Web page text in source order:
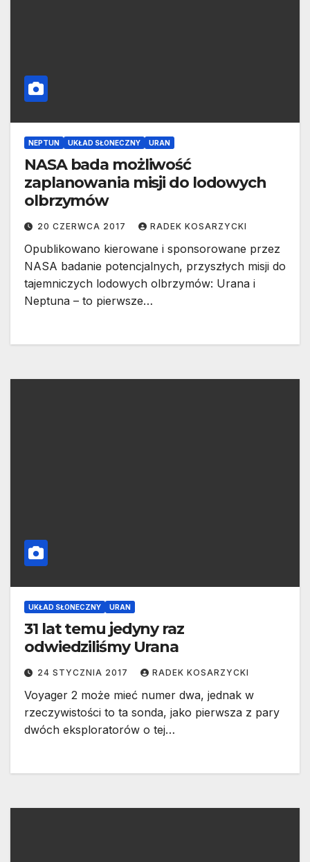
NEPTUN UKŁAD SŁONECZNY URAN
NASA bada możliwość
zaplanowania misji do lodowych
olbrzymów
20 CZERWCA 2017 RADEK KOSARZYCKI
Opublikowano kierowane i sponsorowane przez
NASA badanie potencjalnych, przyszłych misji do
tajemniczych lodowych olbrzymów: Urana i
Neptuna – to pierwsze…
UKŁAD SŁONECZNY URAN
31 lat temu jedyny raz
odwiedziliśmy Urana
24 STYCZNIA 2017 RADEK KOSARZYCKI
Voyager 2 może mieć numer dwa, jednak w
rzeczywistości to ta sonda, jako pierwsza z pary
dwóch eksploratorów o tej…